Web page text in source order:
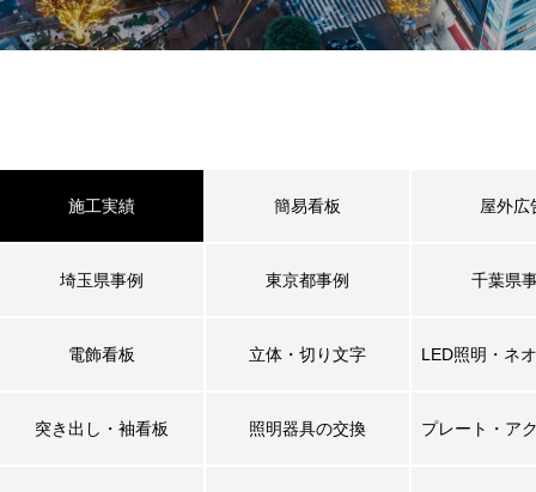
施工実績 簡易看板 屋外広
埼玉県事例 東京都事例 千葉県
電飾看板 立体・切り文字 LED照明・ネ
突き出し・袖看板 照明器具の交換 プレート・ア